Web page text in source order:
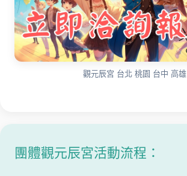
觀元辰宮 台北 桃園 台中 高雄
團體觀元辰宮活動流程：